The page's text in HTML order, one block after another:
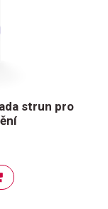
strun pro